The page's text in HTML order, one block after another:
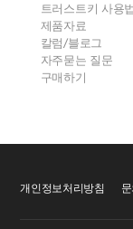
니다. 아마존이 패
건, 테크 분야의 신
스키에 적응할 기
람들이 익숙해지
플랫폼과 서비스
니다. 잘 이해가
패스키 자동 채우
서도 불편함들이
트러스트키 사용법
제품자료
칼럼/블로그
자주묻는 질문
구매하기
개인정보처리방침 문